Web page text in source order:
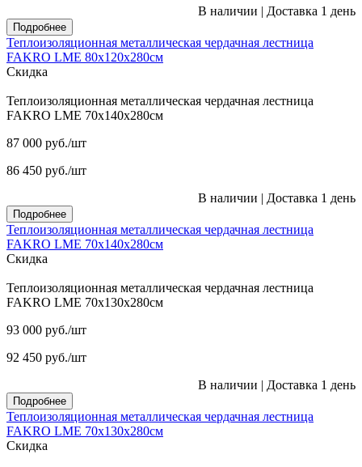
В наличии | Доставка 1 день
Подробнее
Теплоизоляционная металлическая чердачная лестница
FAKRO LME 80х120х280см
Скидка
Теплоизоляционная металлическая чердачная лестница
FAKRO LME 70х140х280см
87 000 руб./шт
86 450 руб./шт
В наличии | Доставка 1 день
Подробнее
Теплоизоляционная металлическая чердачная лестница
FAKRO LME 70х140х280см
Скидка
Теплоизоляционная металлическая чердачная лестница
FAKRO LME 70х130х280см
93 000 руб./шт
92 450 руб./шт
В наличии | Доставка 1 день
Подробнее
Теплоизоляционная металлическая чердачная лестница
FAKRO LME 70х130х280см
Скидка